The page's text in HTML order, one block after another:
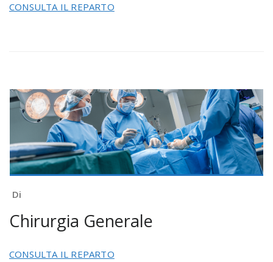
CONSULTA IL REPARTO
Di
Chirurgia Generale
CONSULTA IL REPARTO